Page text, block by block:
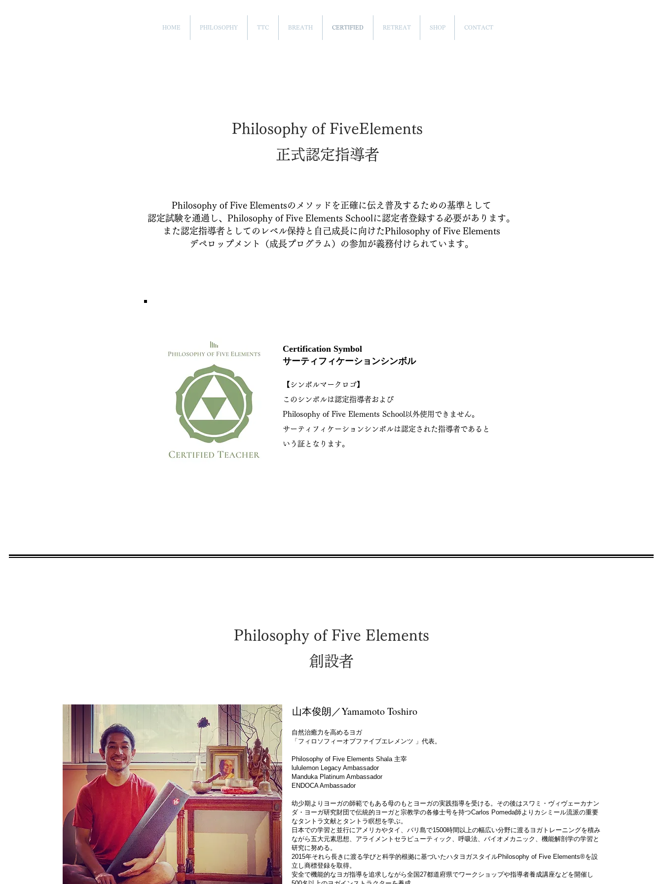
HOME PHILOSOPHY TTC BREATH CERTIFIED RETREAT SHOP CONTACT
Philosophy of FiveElements
正式認定指導者
Philosophy of Five Elementsのメソッドを正確に伝え普及するための基準として
認定試験を通過し、Philosophy of Five Elements Schoolに認定者登録する必要があります。
また認定指導者としてのレベル保持と自己成長に向けたPhilosophy of Five Elements
デペロップメント
（成長プログラム） の参加が義務付けられています。
Certification Symbol
サーティフィケーションシンボル
【シンボルマークロゴ】
このシンボルは認定指導者および
Philosophy of Five Elements School以外使用できません。
サーティフィケーションシンボルは認定された指導者であると
いう証となります。
Philosophy of Five Elements
創設者
山本俊朗／Yamamoto Toshiro
自然治癒力を高めるヨガ
「フィロソフィーオブファイブエレメンツ 」代表。
Philosophy of Five Elements Shala 主宰
lululemon Legacy Ambassador
Manduka Platinum Ambassador
ENDOCA Ambassador
幼少期よりヨーガの師範でもある母のもとヨーガの実践指導を受ける。その後はスワミ・ヴィヴェーカナン
ダ・ヨーガ研究財団で伝統的ヨーガと宗教学の各修士号を持つCarlos Pomeda師よりカシミール流派の重要
なタントラ文献とタントラ瞑想を学ぶ。
日本での学習と並行にアメリカやタイ、バリ島で1500時間以上の幅広い分野に渡るヨガトレーニングを積み
ながら五大元素思想、アライメントセラピューティック、呼吸法、バイオメカニック、機能解剖学の学習と
研究に努める。
2015年それら長きに渡る学びと科学的根拠に基づいたハタヨガスタイルPhilosophy of Five Elements®を設
立し商標登録を取得。
安全で機能的なヨガ指導を追求しながら全国27都道府県でワークショップや指導者養成講座などを開催し